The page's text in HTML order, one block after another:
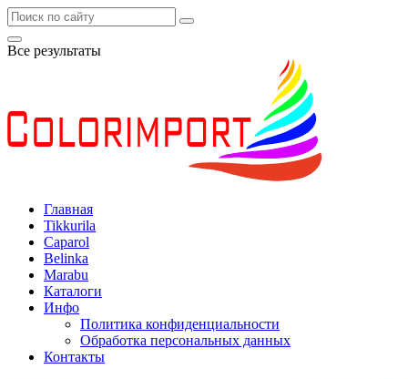
Все результаты
Главная
Tikkurila
Caparol
Belinka
Marabu
Каталоги
Инфо
Политика конфиденциальности
Обработка персональных данных
Контакты